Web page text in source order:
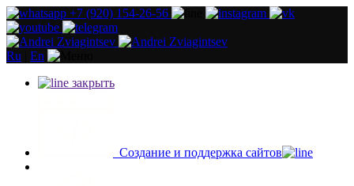
+7 (920) 154-26-56
Ru
En
закрыть
Создание и поддержка сайтов